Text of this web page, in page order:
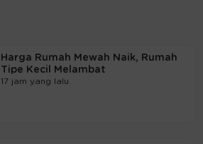
Harga Rumah Mewah Naik, Rumah
Tipe Kecil Melambat
17 jam yang lalu